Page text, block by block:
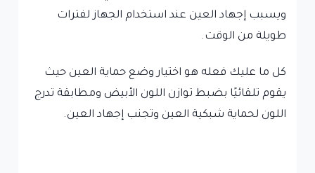
ويسبب إجهاد العين عند استخدام الجهاز لفترات
طويلة من الوقت.
كل ما عليك فعله هو اختيار وضع حماية العين حيث
يقوم تلقائيًا بضبط توازن اللون الأبيض ومطابقة تدرج
اللون لحماية شبكية العين وتجنب إجهاد العين.